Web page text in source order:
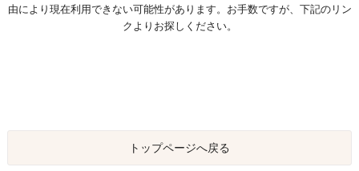
由により現在利用できない可能性があります。お手数ですが、下記のリン
クよりお探しください。
トップページへ戻る